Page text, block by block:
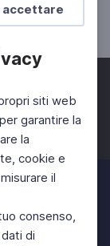
accettare
siti web
garantire la
la
cookie e
il
consenso,
di
Instagram